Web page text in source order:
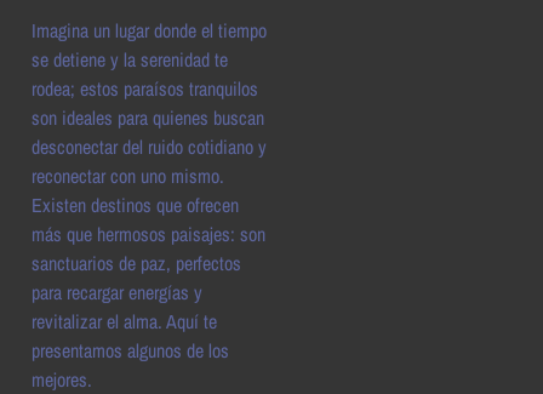
Imagina un lugar donde el tiempo
se detiene y la serenidad te
rodea; estos paraísos tranquilos
son ideales para quienes buscan
desconectar del ruido cotidiano y
reconectar con uno mismo.
Existen destinos que ofrecen
más que hermosos paisajes: son
sanctuarios de paz, perfectos
para recargar energías y
revitalizar el alma. Aquí te
presentamos algunos de los
mejores.